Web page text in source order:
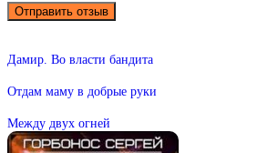
Дамир. Во власти бандита
Отдам маму в добрые руки
Между двух огней